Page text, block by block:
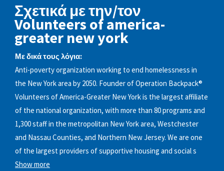
Σχετικά με την/τον
Volunteers of america-
greater new york
Με δικά τους λόγια:
Anti-poverty organization working to end homelessness in
the New York area by 2050. Founder of Operation Backpack®
Volunteers of America-Greater New York is the largest affiliate
of the national organization, with more than 80 programs and
1,300 staff in the metropolitan New York area, Westchester
and Nassau Counties, and Northern New Jersey. We are one
of the largest providers of supportive housing and social s
Show more